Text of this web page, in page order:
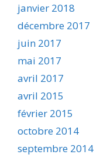
janvier 2018
décembre 2017
juin 2017
mai 2017
avril 2017
avril 2015
février 2015
octobre 2014
septembre 2014